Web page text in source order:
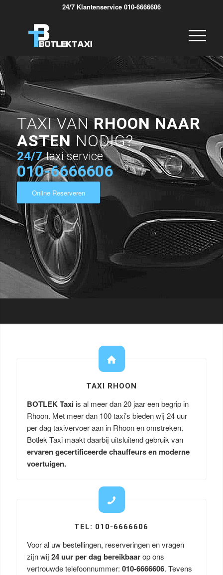
24/7 Klantenservice 010-6666606
TAXI VANRHOON NAAR
ASTEN NODIG?
24/7 taxi service
010-6666606
Online Reserveren
TAXI RHOON
BOTLEK Taxi is al meer dan 20 jaar een begrip in
Rhoon. Met meer dan 100 taxi’s bieden wij 24 uur
per dag taxivervoer aan in Rhoon en omstreken.
Botlek Taxi maakt daarbij uitsluitend gebruik van
ervaren gecertificeerde chauffeurs en moderne
voertuigen.
TEL: 010-6666606
Voor al uw bestellingen, reserveringen en vragen
zijn wij 24 uur per dag bereikbaarop ons
vertrouwde telefoonnummer: 010-6666606. Tevens